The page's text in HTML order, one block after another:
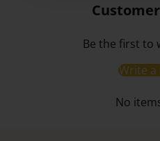
Be the first to
Write a
No